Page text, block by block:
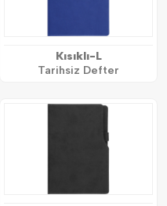
Kısıklı-L
Tarihsiz Defter